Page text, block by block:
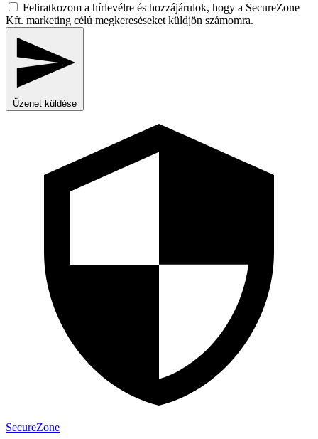
Feliratkozom a hírlevélre és hozzájárulok, hogy a SecureZone
Kft. marketing célú megkereséseket küldjön számomra.
Üzenet küldése
SecureZone